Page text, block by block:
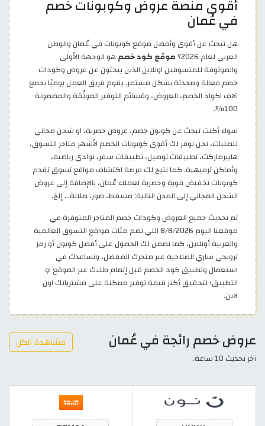
أقوى منصة عروض وكوبونات خصم
في عُمان
هل تبحث عن أقوى وأفضل موقع كوبونات في عُمان والوطن
العربي لعام 2026؟
موقع كود خصمهو الوجهة الأولى
والموثوقة للمتسوقين اونلاين الذين يبحثون عن عروض وكودات
خصم فعالة ومحدثة بشكل مستمر. يقوم فريق العمل يوميًا بجمع
آلاف اكواد الخصم، العروض، وقسائم التوفير الموثّقة والمضمونة
100%.
سواء أكنت تبحث عن كوبون خصم، عروض حصرية، او شحن مجاني
للطلبات، نحن نوفر لك أقوى كوبونات الخصم لأشهر متاجر التسوق،
هايبرماركت، تطبيقات توصيل، تطبيقات سفر، نوادي رياضية،
وأماكن ترفيهية. كما نتيح لك فرصة اكتشاف مواقع تسوق تقدم
كوبونات تخفيض قوية وحصرية لعملاء عُمان، بالإضافة إلى عروض
الشحن المجاني إلى المدن التالية: مسقط، صور، صلالة... إلخ.
تم تحديث جميع العروض وكودات خصم المتاجر المتوفرة في
موقعنا اليوم 8/8/2026 التي تضم مئات مواقع التسوق العالمية
والعربية أونلاين، كما نضمن لك الحصول على أفضل كوبون أو رمز
ترويجي ساري الصلاحية عبر متجرك المفضل، ونساعدك في
استعمال وتطبيق كود الخصم قبل إتمام طلبك عبر الموقع او
التطبيق؛ لتحقيق أكبر قيمة توفير ممكنة على مشترياتك اون
لاين.
عروض خصم رائجة في عُمان
آخر تحديث 10 ساعة.
مشاهدة الكل